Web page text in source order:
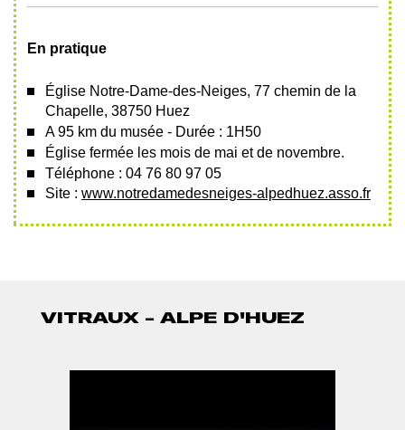
En pratique
Église Notre-Dame-des-Neiges, 77 chemin de la
Chapelle, 38750 Huez
A 95 km du musée - Durée : 1H50
Église fermée les mois de mai et de novembre.
Téléphone : 04 76 80 97 05
Site : www.notredamedesneiges-alpedhuez.asso.fr
VITRAUX - ALPE D'HUEZ